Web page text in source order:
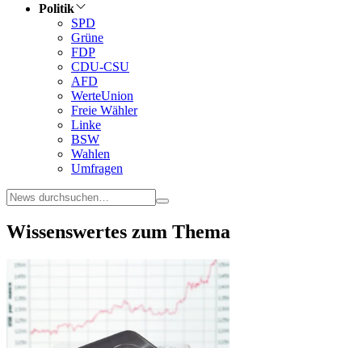
Politik
SPD
Grüne
FDP
CDU-CSU
AFD
WerteUnion
Freie Wähler
Linke
BSW
Wahlen
Umfragen
Wissenswertes zum Thema